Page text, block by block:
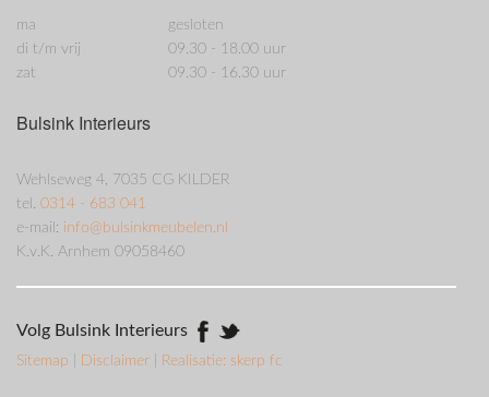
ma
di t/m vrij
zat
gesloten
09.30 - 18.00 uur
09.30 - 16.30 uur
Bulsink Interieurs
Wehlseweg 4, 7035 CG KILDER
tel. 0314 - 683 041
e-mail: info@bulsinkmeubelen.nl
K.v.K. Arnhem 09058460
Volg Bulsink Interieurs
Sitemap Disclaimer Realisatie: skerp fc